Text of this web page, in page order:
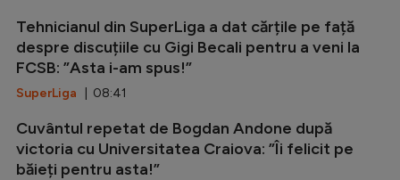
Tehnicianul din SuperLiga a dat cărțile pe față
despre discuțiile cu Gigi Becali pentru a veni la
FCSB: ”Asta i-am spus!”
SuperLiga | 08:41
Cuvântul repetat de Bogdan Andone după
victoria cu Universitatea Craiova: ”Îi felicit pe
băieți pentru asta!”